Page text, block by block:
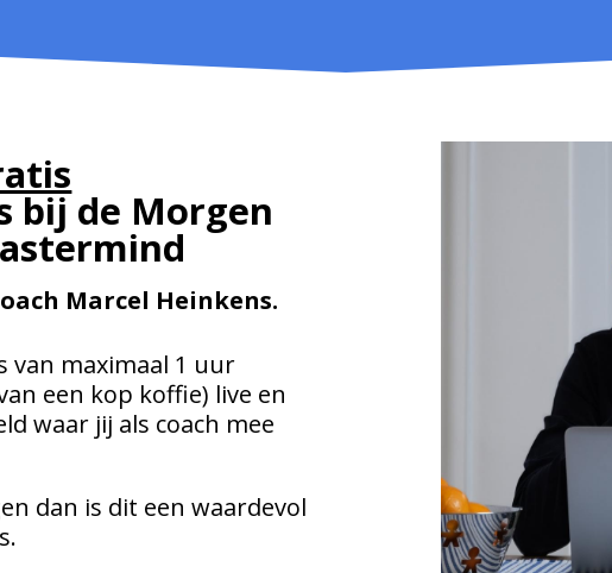
bij de Morgen
Marcel Heinkens.
van maximaal 1 uur
een kop koffie) live en
waar jij als coach mee
dan is dit een waardevol